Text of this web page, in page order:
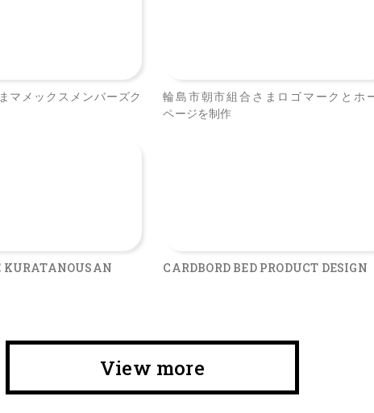
マメックスメンバーズク
輪島市朝市組合さまロゴマークとホ
ページを制作
KURATANOUSAN CARDBORD BED PRODUCT DESIGN
View more